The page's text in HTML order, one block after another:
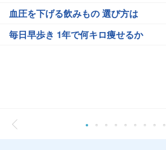
血圧を下げる飲みもの 選び方は
毎日早歩き 1年で何キロ痩せるか